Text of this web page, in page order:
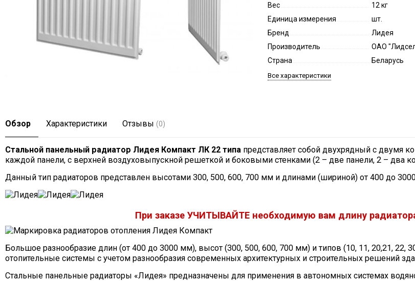
Вес
12 кг
Единица измерения
шт.
Бренд
Лидея
Производитель
ОАО
Страна
Беларусь
Все характеристики
Обзор Характеристики Отзывы (0)
Стальной панельный радиатор Лидея Компакт ЛК 22 типа представляет собой двухрядный с двумя
каждой панели, с верхней воздуховыпускной решеткой и боковыми стенками (2 – две панели, 2 – два
Данный тип радиаторов представлен высотами 300, 500, 600, 700 мм и длинами (шириной) от 400 до
При заказе УЧИТЫВАЙТЕ необходимую вам длину
Большое разнообразие длин (от 400 до 3000 мм), высот (300, 500, 600, 700 мм) и типов (10, 11, 20,21, 22,
отопительные системы с учетом разнообразия современных архитектурных и строительных решений
Стальные панельные радиаторы «Лидея» предназначены для применения в автономных системах